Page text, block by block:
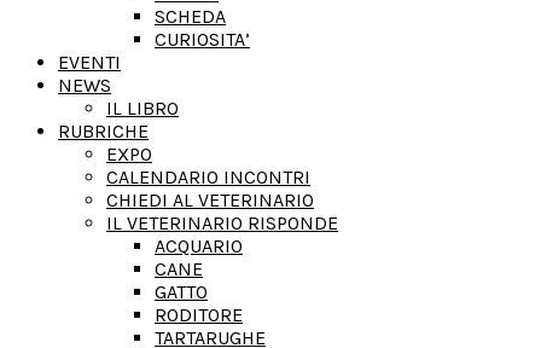
SCHEDA
CURIOSITA’
EVENTI
NEWS
IL LIBRO
RUBRICHE
EXPO
CALENDARIO INCONTRI
CHIEDI AL VETERINARIO
IL VETERINARIO RISPONDE
ACQUARIO
CANE
GATTO
RODITORE
TARTARUGHE